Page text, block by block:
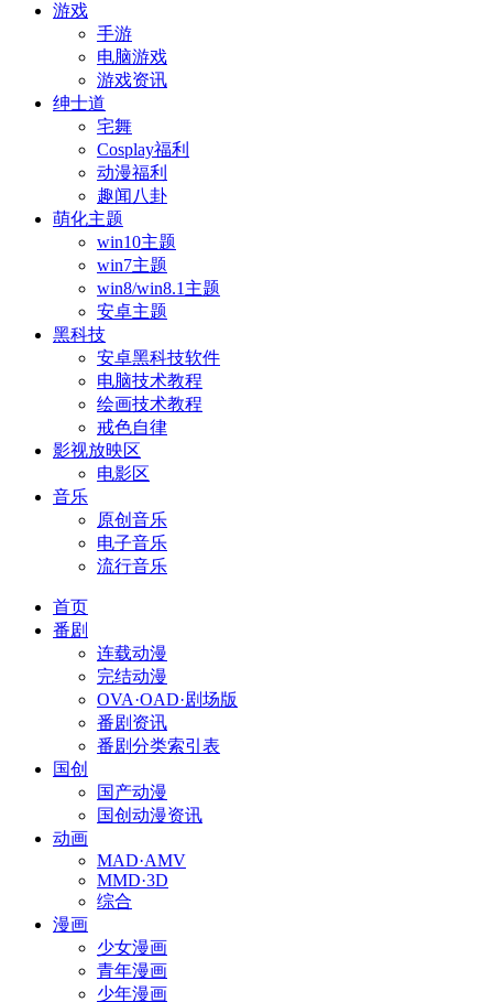
游戏
手游
电脑游戏
游戏资讯
绅士道
宅舞
Cosplay福利
动漫福利
趣闻八卦
萌化主题
win10主题
win7主题
win8/win8.1主题
安卓主题
黑科技
安卓黑科技软件
电脑技术教程
绘画技术教程
戒色自律
影视放映区
电影区
音乐
原创音乐
电子音乐
流行音乐
首页
番剧
连载动漫
完结动漫
OVA·OAD·剧场版
番剧资讯
番剧分类索引表
国创
国产动漫
国创动漫资讯
动画
MAD·AMV
MMD·3D
综合
漫画
少女漫画
青年漫画
少年漫画